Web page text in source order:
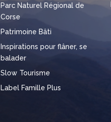
Parc Naturel Régional de
Corse
Patrimoine Bâti
Inspirations pour flâner, se
balader
Slow Tourisme
Label Famille Plus